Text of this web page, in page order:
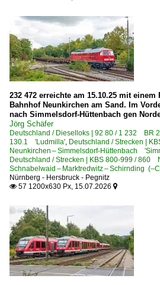
1 212 BR 212 DB V 100.20
1 218 BR 218
1 221 BR 221 DB V 200.1
1 223 BR 223 · BR 253 · DE
1 232 BR 232 DR 132 · DR
1 233 BR 233 Umbau DB
1 234 BR 234 DR 132
1 241 BR 241 Umbau BR
1 264 BR 264 ·Maxima 40
1 266 BR 266
1 285 BR 285 ·Traxx DE·
Dieseltriebzüge | 95 80
0 610 BR 610 'Pendolino'
0 612 BR 612
0 612 BR 612.4
232 472 erreichte am 15.10.25 mit
Bahnhof Neunkirchen am Sand. Im
nach Simmelsdorf-Hüttenbach gen
Jörg Schäfer
Deutschland / Dieselloks | 92 80 / 1 232 BR
130.1 'Ludmilla', Deutschland / Strecken |
Neunkirchen – Simmelsdorf-Hüttenbach
Deutschland / Strecken | KBS 800-999 / 860
Schnabelwaid – Marktredwitz – Schirnding
Nürnberg - Hersbruck - Pegnitz
 57 1200x630 Px, 15.07.2026 